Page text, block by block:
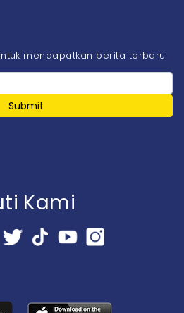
mendapatkan berita terbaru
Submit
Kami